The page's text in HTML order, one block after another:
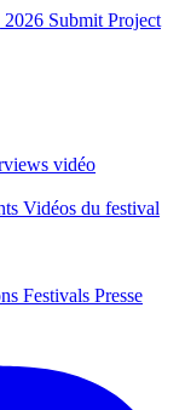
2026 Submit Project
vidéo
Vidéos du festival
Festivals Presse